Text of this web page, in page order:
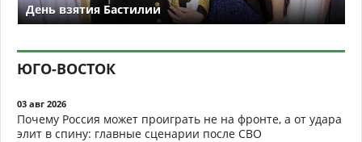
День взятия Бастилии
ЮГО-ВОСТОК
03 авг 2026
Почему Россия может проиграть не на фронте, а от удара
элит в спину: главные сценарии после СВО